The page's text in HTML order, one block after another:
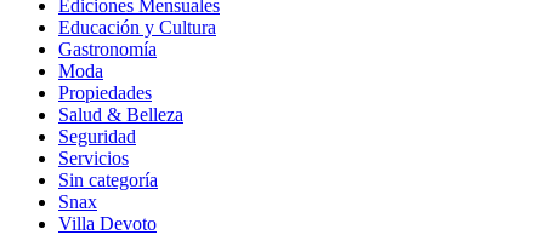
Ediciones Mensuales
Educación y Cultura
Gastronomía
Moda
Propiedades
Salud & Belleza
Seguridad
Servicios
Sin categoría
Snax
Villa Devoto